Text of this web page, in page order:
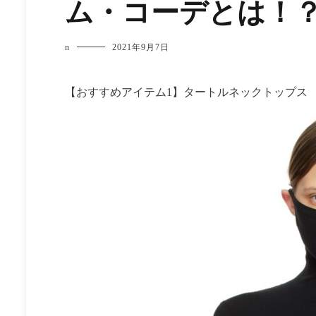
ム・コーデとは！
n 2021年9月7日
【おすすめアイテム1】タートルネックトップス